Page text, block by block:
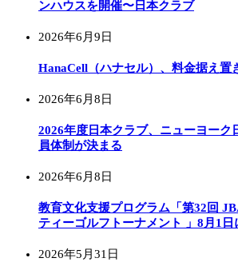
ンハウスを開催〜日本クラブ
2026年6月9日
HanaCell（ハナセル）、料金据え置
2026年6月8日
2026年度日本クラブ、ニューヨーク
員体制が決まる
2026年6月8日
教育文化支援プログラム「第32回
ティーゴルフトーナメント 」8月1日
2026年5月31日